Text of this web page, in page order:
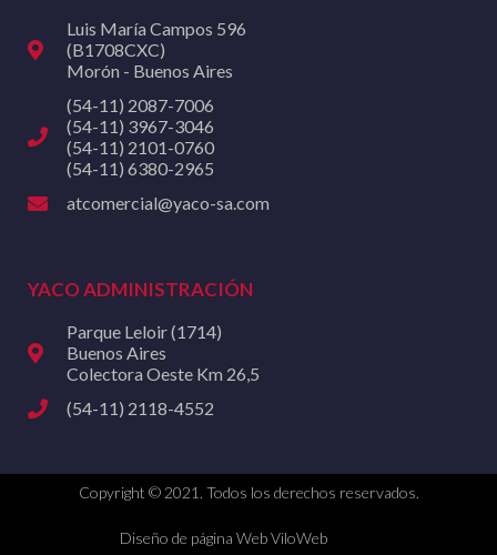
Luis María Campos 596
(B1708CXC)
Morón - Buenos Aires
(54-11) 2087-7006
(54-11) 3967-3046
(54-11) 2101-0760
(54-11) 6380-2965
atcomercial@yaco-sa.com
YACO ADMINISTRACIÓN
Parque Leloir (1714)
Buenos Aires
Colectora Oeste Km 26,5
(54-11) 2118-4552
Copyright © 2021. Todos los derechos reservados.
Diseño de página Web ViloWeb